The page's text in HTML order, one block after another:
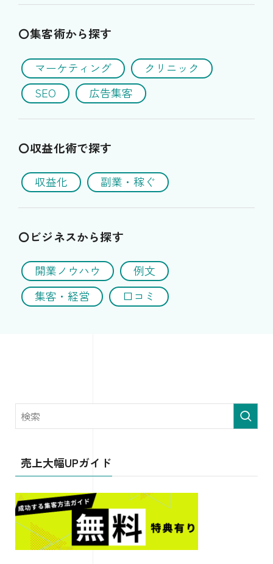
〇集客術から探す
マーケティング
クリニック
SEO
広告集客
〇収益化術で探す
収益化 副業・稼ぐ
〇ビジネスから探す
開業ノウハウ
例文
集客・経営
口コミ
売上大幅UPガイド